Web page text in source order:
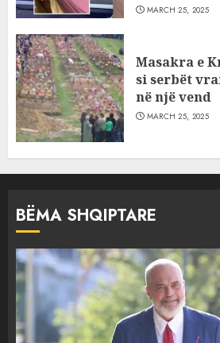
MARCH 25, 2025
Masakra e
si serbët
në një vend
MARCH 25, 2025
BËMA SHQIPTARE